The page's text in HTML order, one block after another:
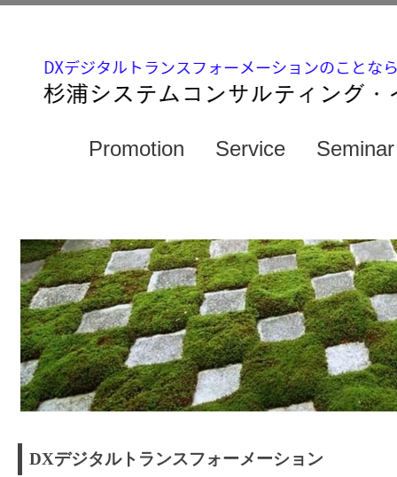
Promotion Service Seminar
DXデジタルトランスフォーメーション